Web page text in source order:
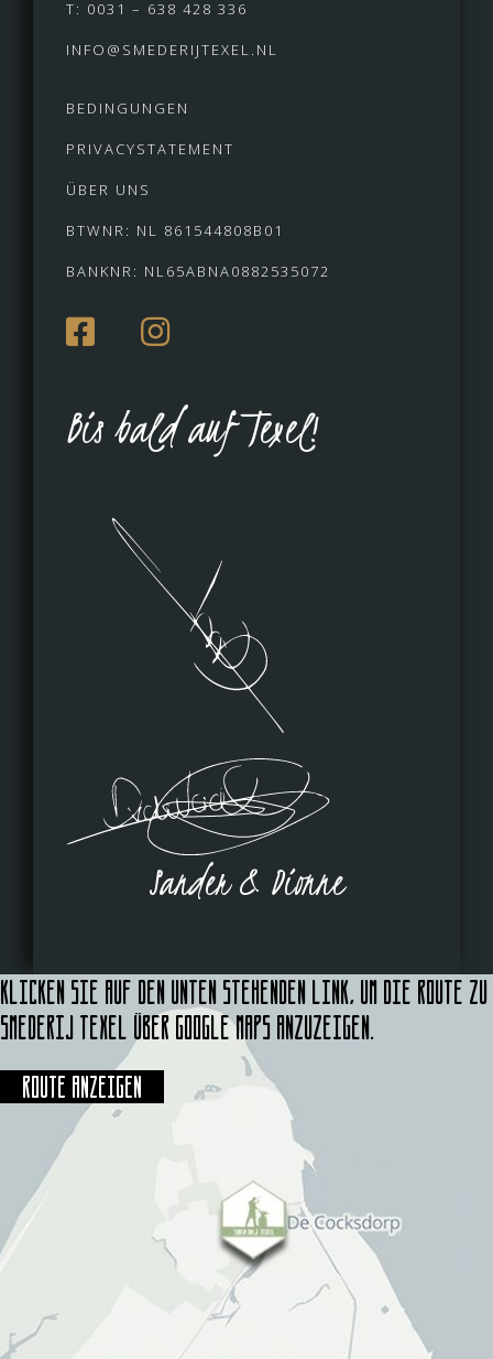
T: 0031 – 638 428 336
INFO@SMEDERIJTEXEL.NL
BEDINGUNGEN
PRIVACYSTATEMENT
ÜBER UNS
BTWNR: NL 861544808B01
BANKNR: NL65ABNA0882535072
Bis bald auf Texel!
Sander & Dionne
Klicken Sie auf den unten stehenden Link, um die Route zu
Smederij Texel über Google Maps anzuzeigen.
Route anzeigen